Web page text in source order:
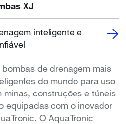
XJ
inteligente e
bombas de drenagem mais
do mundo para uso
minas, construções e túneis
equipadas com o inovador
O AquaTronic